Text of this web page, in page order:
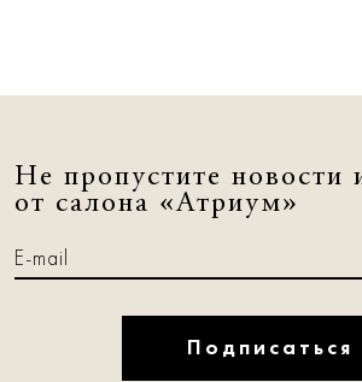
Не пропустите новости
от салона «Атриум»
Подписаться